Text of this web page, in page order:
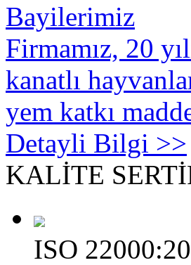
Bayilerimiz
Firmamız, 20
kanatlı
yem katkı
Detayli Bilgi >>
KALİTE
ISO